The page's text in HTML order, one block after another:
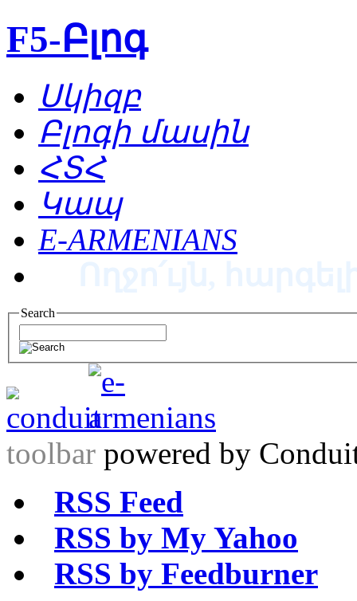
F5-Բլոգ
Սկիզբ
Բլոգի մասին
ՀՏՀ
Կապ
E-ARMENIANS
Search
toolbar powered by
RSS Feed
RSS by My Yahoo
RSS by Feedburner